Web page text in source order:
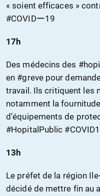
« soient efficaces »
#COVIDー19
17h
Des médecins des
en #greve pour
travail. Ils critiquent les
notamment la
d’équipements de
#HopitalPublic
13h
Le préfet de la région
décidé de mettre fin au